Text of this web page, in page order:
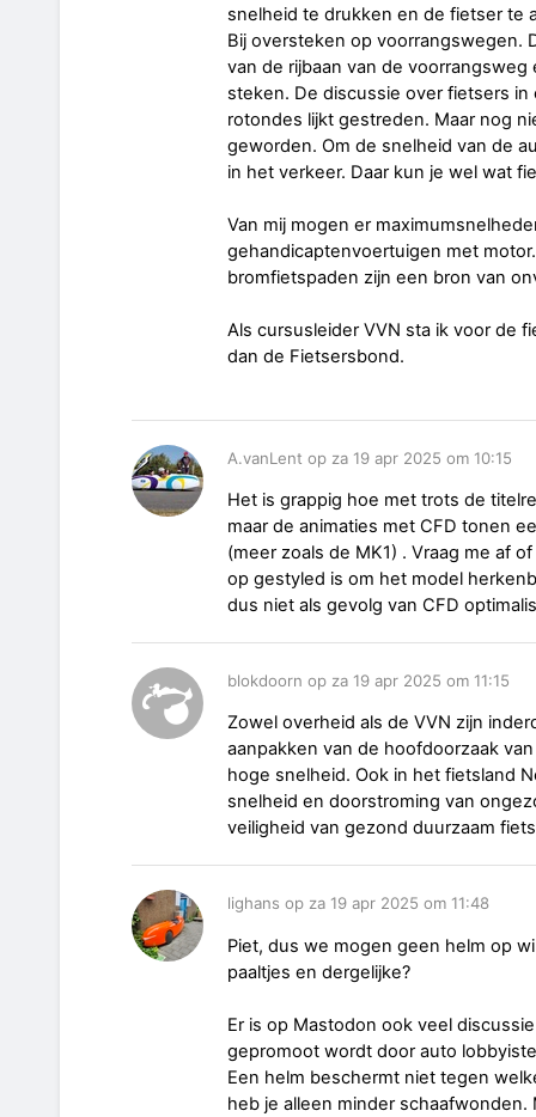
snelheid te drukken en de fietser te
Bij oversteken op voorrangswegen.
van de rijbaan van de
steken. De discussie over fietsers
rotondes lijkt gestreden. Maar nog
geworden. Om de snelheid van de
in het verkeer. Daar kun je wel wat
Van mij mogen er
gehandicaptenvoertuigen met
bromfietspaden zijn een bron van
Als cursusleider VVN sta ik voor de
dan de Fietsersbond.
A.vanLent op za 19 apr 2025 om 10:15
Het is grappig hoe met trots de
maar de animaties met CFD tonen
(meer zoals de MK1) . Vraag me af
op gestyled is om het model
dus niet als gevolg van CFD
blokdoorn op za 19 apr 2025 om 11:15
Zowel overheid als de VVN zijn
aanpakken van de hoofdoorzaak
hoge snelheid. Ook in het fietsland
snelheid en doorstroming van
veiligheid van gezond duurzaam
lighans op za 19 apr 2025 om 11:48
Piet, dus we mogen geen helm op
paaltjes en dergelijke?
Er is op Mastodon ook veel
gepromoot wordt door auto
Een helm beschermt niet tegen
heb je alleen minder